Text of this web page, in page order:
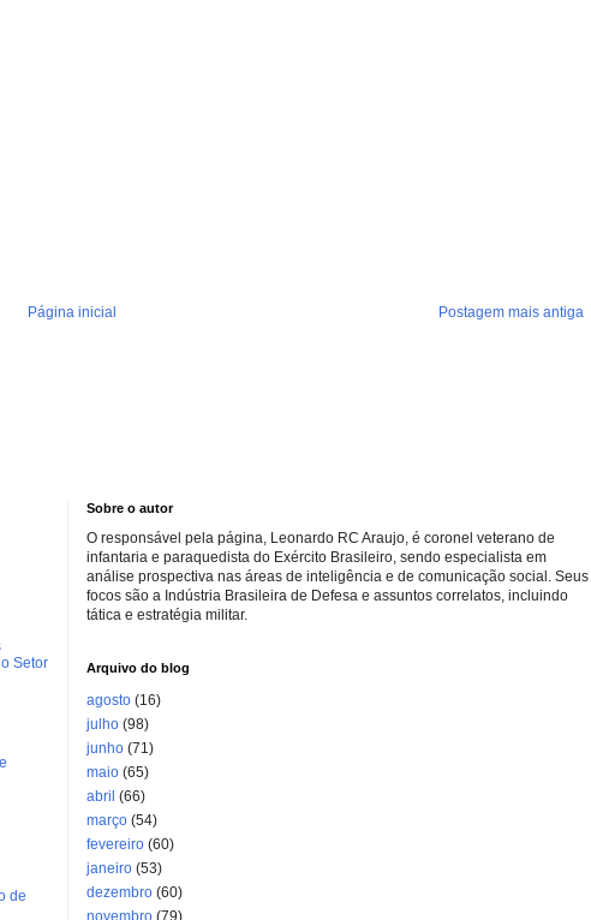
Postagem mais antiga
Página inicial
Setor
de
Sobre o autor
O responsável pela página, Leonardo RC Araujo, é coronel veterano de
infantaria e paraquedista do Exército Brasileiro, sendo especialista em
análise prospectiva nas áreas de inteligência e de comunicação social. Seus
focos são a Indústria Brasileira de Defesa e assuntos correlatos, incluindo
tática e estratégia militar.
Arquivo do blog
agosto (16)
julho (98)
junho (71)
maio (65)
abril (66)
março (54)
fevereiro (60)
janeiro (53)
dezembro (60)
novembro (79)